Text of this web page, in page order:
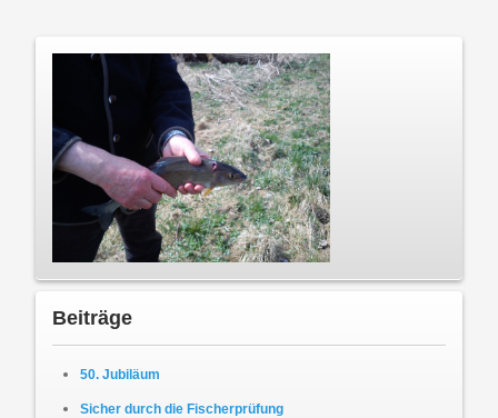
Beiträge
50. Jubiläum
Sicher durch die Fischerprüfung